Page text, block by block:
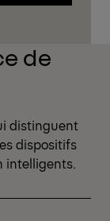
de
distinguent
dispositifs
intelligents.